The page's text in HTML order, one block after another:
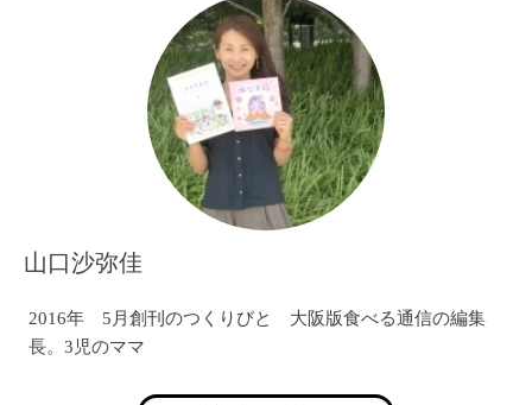
二歳の女の子のママ。
Be HAPPYのアクセサリーをつけたあなたが可愛くなった
り、わくわくしたり
“幸せ”な気持ちになりますように・・・
また作ったアクセサリーもあなたのお気に入りになるこ
とで“幸せ”になってほしい・・・
一つ一つにそんな想いを込めて作っています。
https://www.instagram.com/behappyhandmadeaccessory/
(こちらを中心に活動しています。ほぼ毎日更新。最新情報
山口沙弥佳
2016年 5月創刊のつくりびと 大阪版食べる通信の編集
長。3児のママ